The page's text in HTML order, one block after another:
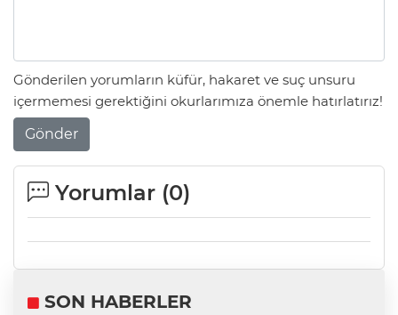
Gönderilen yorumların küfür, hakaret ve suç unsuru
içermemesi gerektiğini okurlarımıza önemle hatırlatırız!
Gönder
Yorumlar (0)
SON HABERLER